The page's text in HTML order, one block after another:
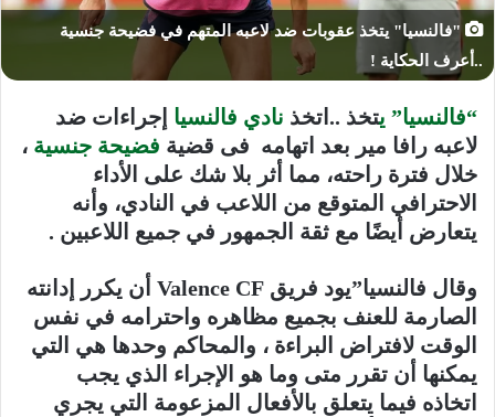
"فالنسيا" يتخذ عقوبات ضد لاعبه المتهم في فضيحة جنسية
..أعرف الحكاية !
“فالنسيا” يتخذ ..اتخذ نادي فالنسيا إجراءات ضد
لاعبه رافا مير بعد اتهامه فى قضية فضيحة جنسية ،
خلال فترة راحته، مما أثر بلا شك على الأداء
الاحترافي المتوقع من اللاعب في النادي، وأنه
يتعارض أيضًا مع ثقة الجمهور في جميع اللاعبين .
وقال فالنسيا”يود فريق Valence CF أن يكرر إدانته
الصارمة للعنف بجميع مظاهره واحترامه في نفس
الوقت لافتراض البراءة ، والمحاكم وحدها هي التي
يمكنها أن تقرر متى وما هو الإجراء الذي يجب
اتخاذه فيما يتعلق بالأفعال المزعومة التي يجري